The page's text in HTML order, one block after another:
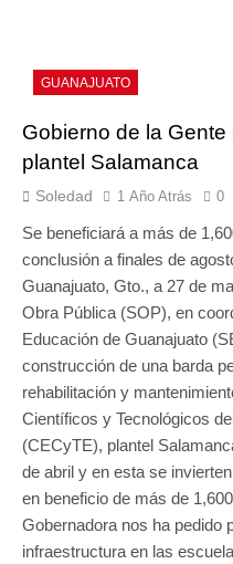
GUANAJUATO
Gobierno de la
plantel Salamanca
Soledad 1 Año Atrás 0
Se beneficiará a más de
conclusión a finales de
Guanajuato, Gto., a 27 de
Obra Pública (SOP), en
Educación de Guanajuato
construcción de una barda
rehabilitación y
Científicos y Tecnológicos
(CECyTE), plantel
de abril y en esta se
en beneficio de más de
Gobernadora nos ha pedido
infraestructura en las